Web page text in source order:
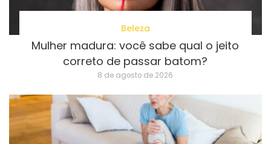
Beleza
Mulher madura: você sabe qual o jeito
correto de passar batom?
8 de agosto de 2026